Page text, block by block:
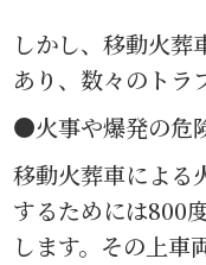
しかし、移動火葬
あり、数々のトラ
●火事や爆発の危
移動火葬車による
するためには800
します。その上車